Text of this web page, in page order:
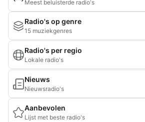
Meest beluisterde radio's
Radio's op genre
15 muziekgenres
Radio's per regio
Lokale radio's
Nieuws
Nieuwsradio's
Aanbevolen
Lijst met beste radio's